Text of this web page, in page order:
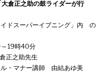
正之助の鼓ライダーが行
ドスーパーイブニング」内 の
19時40分
正之助先生
ル・マナー講師 由結あゆ美